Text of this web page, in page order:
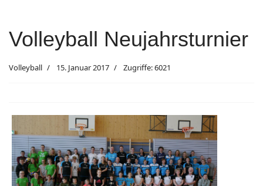
Volleyball Neujahrsturnier
Volleyball 15. Januar 2017 Zugriffe: 6021